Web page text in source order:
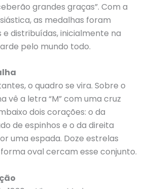
grandes graças”. Com a
as medalhas foram
distribuídas, inicialmente na
pelo mundo todo.
o quadro se vira. Sobre o
vê a letra “M” com uma cruz
dois corações: o da
de espinhos e o da direita
uma espada. Doze estrelas
oval cercam esse conjunto.